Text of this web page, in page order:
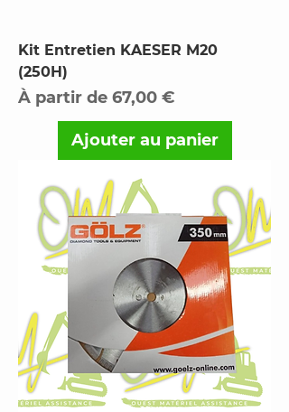
Kit Entretien KAESER M20
(250H)
À partir de 67,00 €
Prix promotionnel
Ajouter au panier